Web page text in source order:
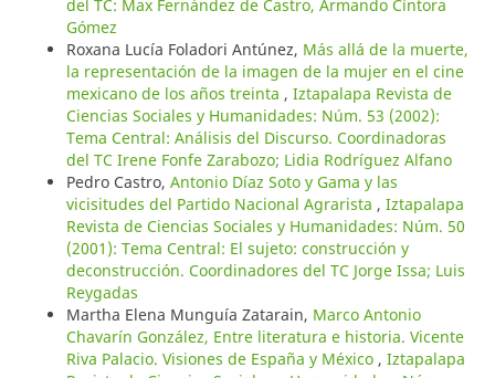
del TC: Max Fernández de Castro, Armando Cíntora
Gómez
Roxana Lucía Foladori Antúnez, Más allá de la muerte,
la representación de la imagen de la mujer en el cine
mexicano de los años treinta , Iztapalapa Revista de
Ciencias Sociales y Humanidades: Núm. 53 (2002):
Tema Central: Análisis del Discurso. Coordinadoras
del TC Irene Fonfe Zarabozo; Lidia Rodríguez Alfano
Pedro Castro, Antonio Díaz Soto y Gama y las
vicisitudes del Partido Nacional Agrarista , Iztapalapa
Revista de Ciencias Sociales y Humanidades: Núm. 50
(2001): Tema Central: El sujeto: construcción y
deconstrucción. Coordinadores del TC Jorge Issa; Luis
Reygadas
Martha Elena Munguía Zatarain, Marco Antonio
Chavarín González, Entre literatura e historia. Vicente
Riva Palacio. Visiones de España y México , Iztapalapa